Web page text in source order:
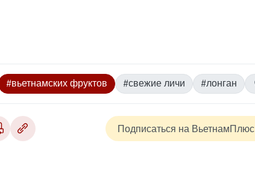
#вьетнамских фруктов #свежие личи #лонган
Подписаться на ВьетнамПлюс